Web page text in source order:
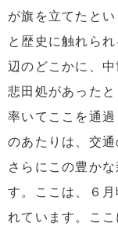
が旗を立てたと
と歴史に触れら
辺のどこかに、
悲田処があった
率いてここを通
のあたりは、交通
さらにこの豊か
す。ここは、６
れています。こ